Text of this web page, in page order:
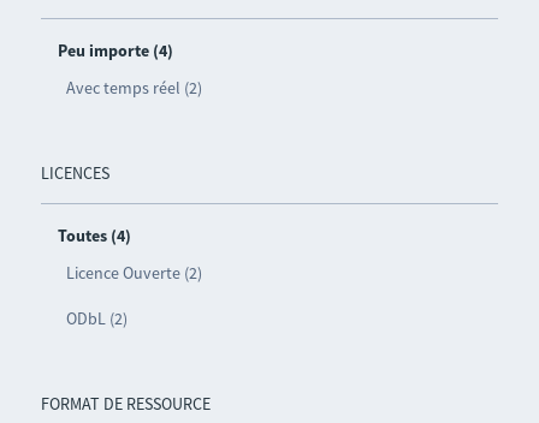
Peu importe (4)
Avec temps réel (2)
LICENCES
Toutes (4)
Licence Ouverte (2)
ODbL (2)
FORMAT DE RESSOURCE